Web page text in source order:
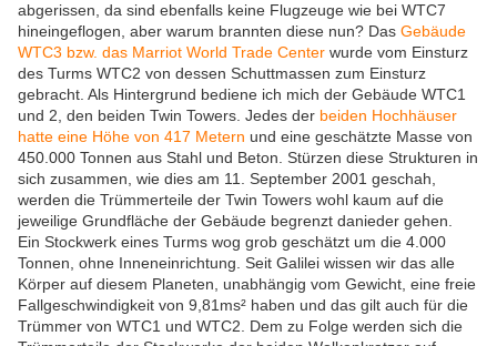
abgerissen, da sind ebenfalls keine Flugzeuge wie bei WTC7
hineingeflogen, aber warum brannten diese nun? Das Gebäude
WTC3 bzw. das Marriot World Trade Center wurde vom Einsturz
des Turms WTC2 von dessen Schuttmassen zum Einsturz
gebracht. Als Hintergrund bediene ich mich der Gebäude WTC1
und 2, den beiden Twin Towers. Jedes der beiden Hochhäuser
hatte eine Höhe von 417 Metern und eine geschätzte Masse von
450.000 Tonnen aus Stahl und Beton. Stürzen diese Strukturen in
sich zusammen, wie dies am 11. September 2001 geschah,
werden die Trümmerteile der Twin Towers wohl kaum auf die
jeweilige Grundfläche der Gebäude begrenzt danieder gehen.
Ein Stockwerk eines Turms wog grob geschätzt um die 4.000
Tonnen, ohne Inneneinrichtung. Seit Galilei wissen wir das alle
Körper auf diesem Planeten, unabhängig vom Gewicht, eine freie
Fallgeschwindigkeit von 9,81ms² haben und das gilt auch für die
Trümmer von WTC1 und WTC2. Dem zu Folge werden sich die